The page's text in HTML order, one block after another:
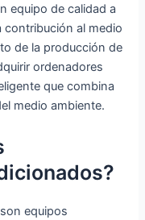
equipo de calidad a
contribución al medio
de la producción de
ordenadores
que combina
medio ambiente.
equipos